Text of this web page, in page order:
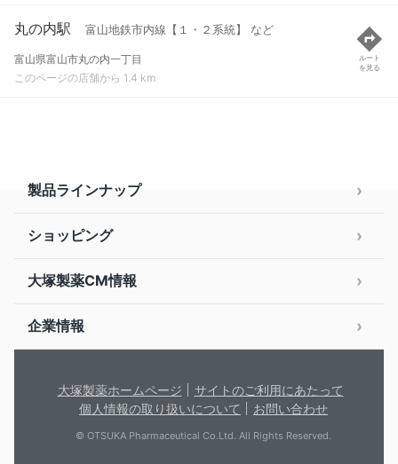
丸の内駅 富山地鉄市内線【１・２系統】 など
富山県富山市丸の内一丁目
このページの店舗から 1.4 km
ルート
を見る
製品ラインナップ
ショッピング
大塚製薬CM情報
企業情報
大塚製薬ホームページ
サイトのご利用にあたって
個人情報の取り扱いについて
お問い合わせ
© OTSUKA Pharmaceutical Co.Ltd. All Rights Reserved.